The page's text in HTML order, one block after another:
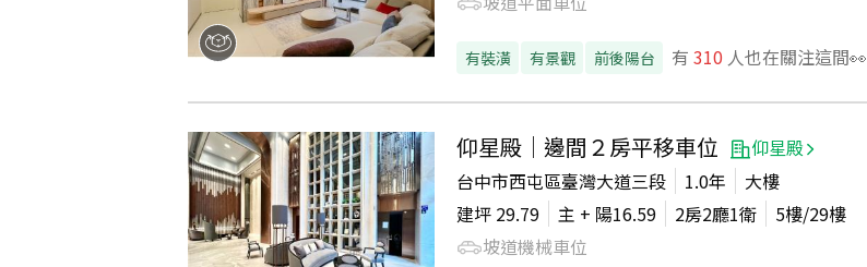
有裝潢 有景觀 前後陽台 有 310 人也在關注這間👀
仰星殿｜邊間２房平移車位
仰星殿
台中市西屯區臺灣大道三段
1.0年
大樓
建坪 29.79 主 + 陽16.59 2房2廳1衛 5樓/29樓
坡道機械車位